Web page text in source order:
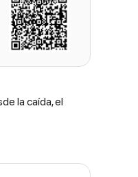
la caída, el